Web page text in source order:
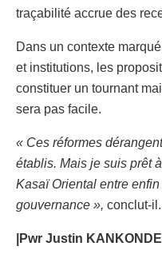
traçabilité accrue des
Dans un contexte
et institutions, les
constituer un tournant
sera pas facile.
« Ces réformes
établis. Mais je suis prêt
Kasaï Oriental entre
gouvernance », conclut-il.
|Pwr Justin KANKONDE